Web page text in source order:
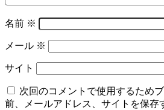
名前 ※
メール ※
サイト
次回のコメントで使用するため
前、メールアドレス、サイトを保存